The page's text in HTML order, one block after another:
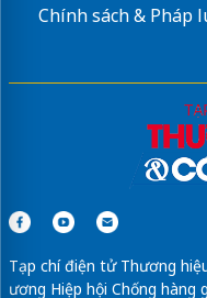
Chính sách & Pháp
Tạp chí điện tử Thương
ương Hiệp hội Chống hàng